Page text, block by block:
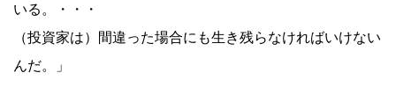
いる。・・・
（投資家は）間違った場合にも生き残らなければいけない
んだ。」